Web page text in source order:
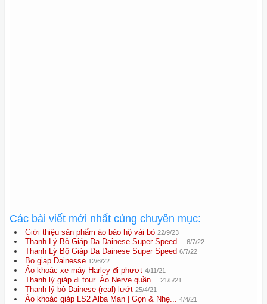
Các bài viết mới nhất cùng chuyên mục:
Giới thiệu sản phẩm áo bảo hộ vải bò 22/9/23
Thanh Lý Bộ Giáp Da Dainese Super Speed... 6/7/22
Thanh Lý Bộ Giáp Da Dainese Super Speed 6/7/22
Bo giap Dainesse 12/6/22
Áo khoác xe máy Harley đi phượt 4/11/21
Thanh lý giáp đi tour. Áo Nerve quần... 21/5/21
Thanh lý bộ Dainese (real) lướt 25/4/21
Áo khoác giáp LS2 Alba Man | Gọn & Nhẹ... 4/4/21